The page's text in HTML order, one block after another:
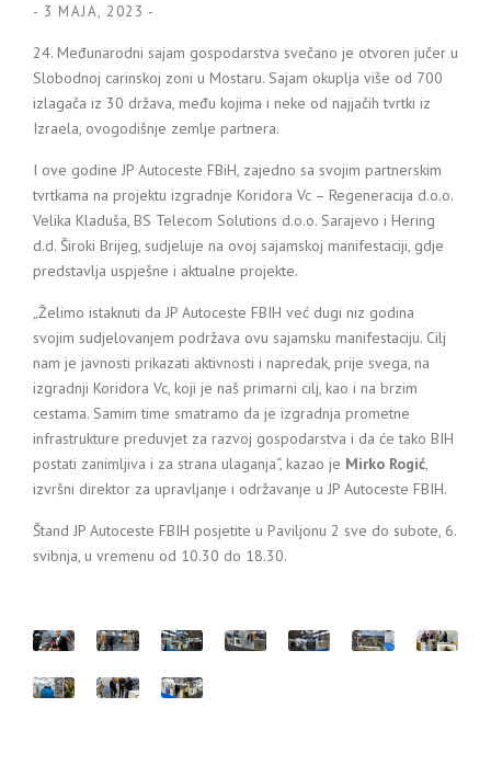
- 3 MAJA, 2023 -
24. Međunarodni sajam gospodarstva svečano je otvoren jučer u
Slobodnoj carinskoj zoni u Mostaru. Sajam okuplja više od 700
izlagača iz 30 država, među kojima i neke od najjačih tvrtki iz
Izraela, ovogodišnje zemlje partnera.
I ove godine JP Autoceste FBiH, zajedno sa svojim partnerskim
tvrtkama na projektu izgradnje Koridora Vc – Regeneracija d.o.o.
Velika Kladuša, BS Telecom Solutions d.o.o. Sarajevo i Hering
d.d. Široki Brijeg, sudjeluje na ovoj sajamskoj manifestaciji, gdje
predstavlja uspješne i aktualne projekte.
„Želimo istaknuti da JP Autoceste FBIH već dugi niz godina
svojim sudjelovanjem podržava ovu sajamsku manifestaciju. Cilj
nam je javnosti prikazati aktivnosti i napredak, prije svega, na
izgradnji Koridora Vc, koji je naš primarni cilj, kao i na brzim
cestama. Samim time smatramo da je izgradnja prometne
infrastrukture preduvjet za razvoj gospodarstva i da će tako BIH
postati zanimljiva i za strana ulaganja“, kazao je Mirko Rogić,
izvršni direktor za upravljanje i održavanje u JP Autoceste FBIH.
Štand JP Autoceste FBIH posjetite u Paviljonu 2 sve do subote, 6.
svibnja, u vremenu od 10.30 do 18.30.